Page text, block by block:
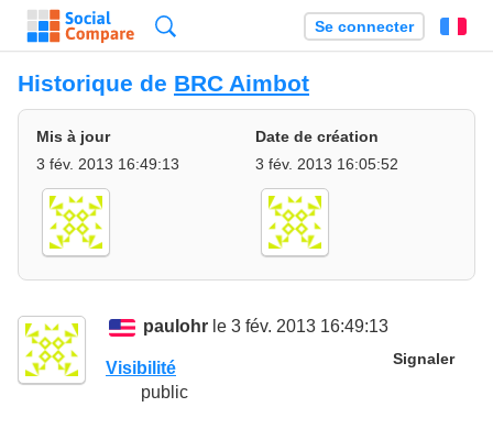
Se connecter
Historique de BRC Aimbot
Mis à jour
3 fév. 2013 16:49:13
Date de création
3 fév. 2013 16:05:52
paulohr le 3 fév. 2013 16:49:13
Signaler
Visibilité
public